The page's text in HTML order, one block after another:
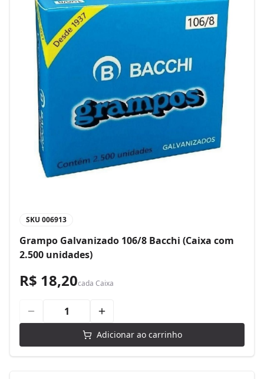
SKU 006913
Grampo Galvanizado 106/8 Bacchi (Caixa com
2.500 unidades)
R$ 18,20cada Caixa
Adicionar ao carrinho